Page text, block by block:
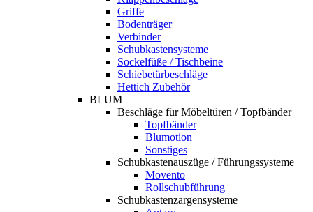
Griffe
Bodenträger
Verbinder
Schubkastensysteme
Sockelfüße / Tischbeine
Schiebetürbeschläge
Hettich Zubehör
BLUM
Beschläge für Möbeltüren / Topfbänder
Topfbänder
Blumotion
Sonstiges
Schubkastenauszüge / Führungssysteme
Movento
Rollschubführung
Schubkastenzargensysteme